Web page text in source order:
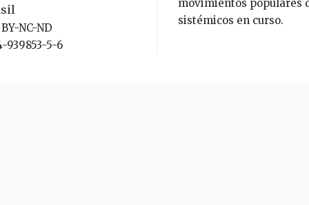
BY-NC-ND
939853-5-6
movimientos populares
sistémicos en curso.